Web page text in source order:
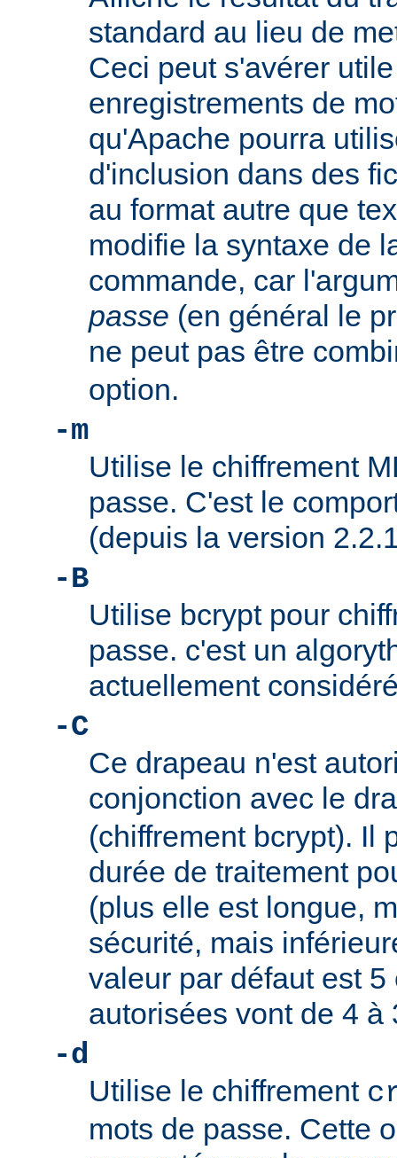
standard au lieu de
Ceci peut s'avérer
enregistrements de
qu'Apache pourra
d'inclusion dans des
au format autre que
modifie la syntaxe de
commande, car
passe (en général le
ne peut pas être
option.
-m
Utilise le chiffrement
passe. C'est le
(depuis la version
-B
Utilise bcrypt pour
passe. c'est un
actuellement
-C
Ce drapeau n'est
conjonction avec le
(chiffrement bcrypt). Il
durée de traitement
(plus elle est longue,
sécurité, mais
valeur par défaut est
autorisées vont de 4 à
-d
Utilise le chiffrement
mots de passe. Cette